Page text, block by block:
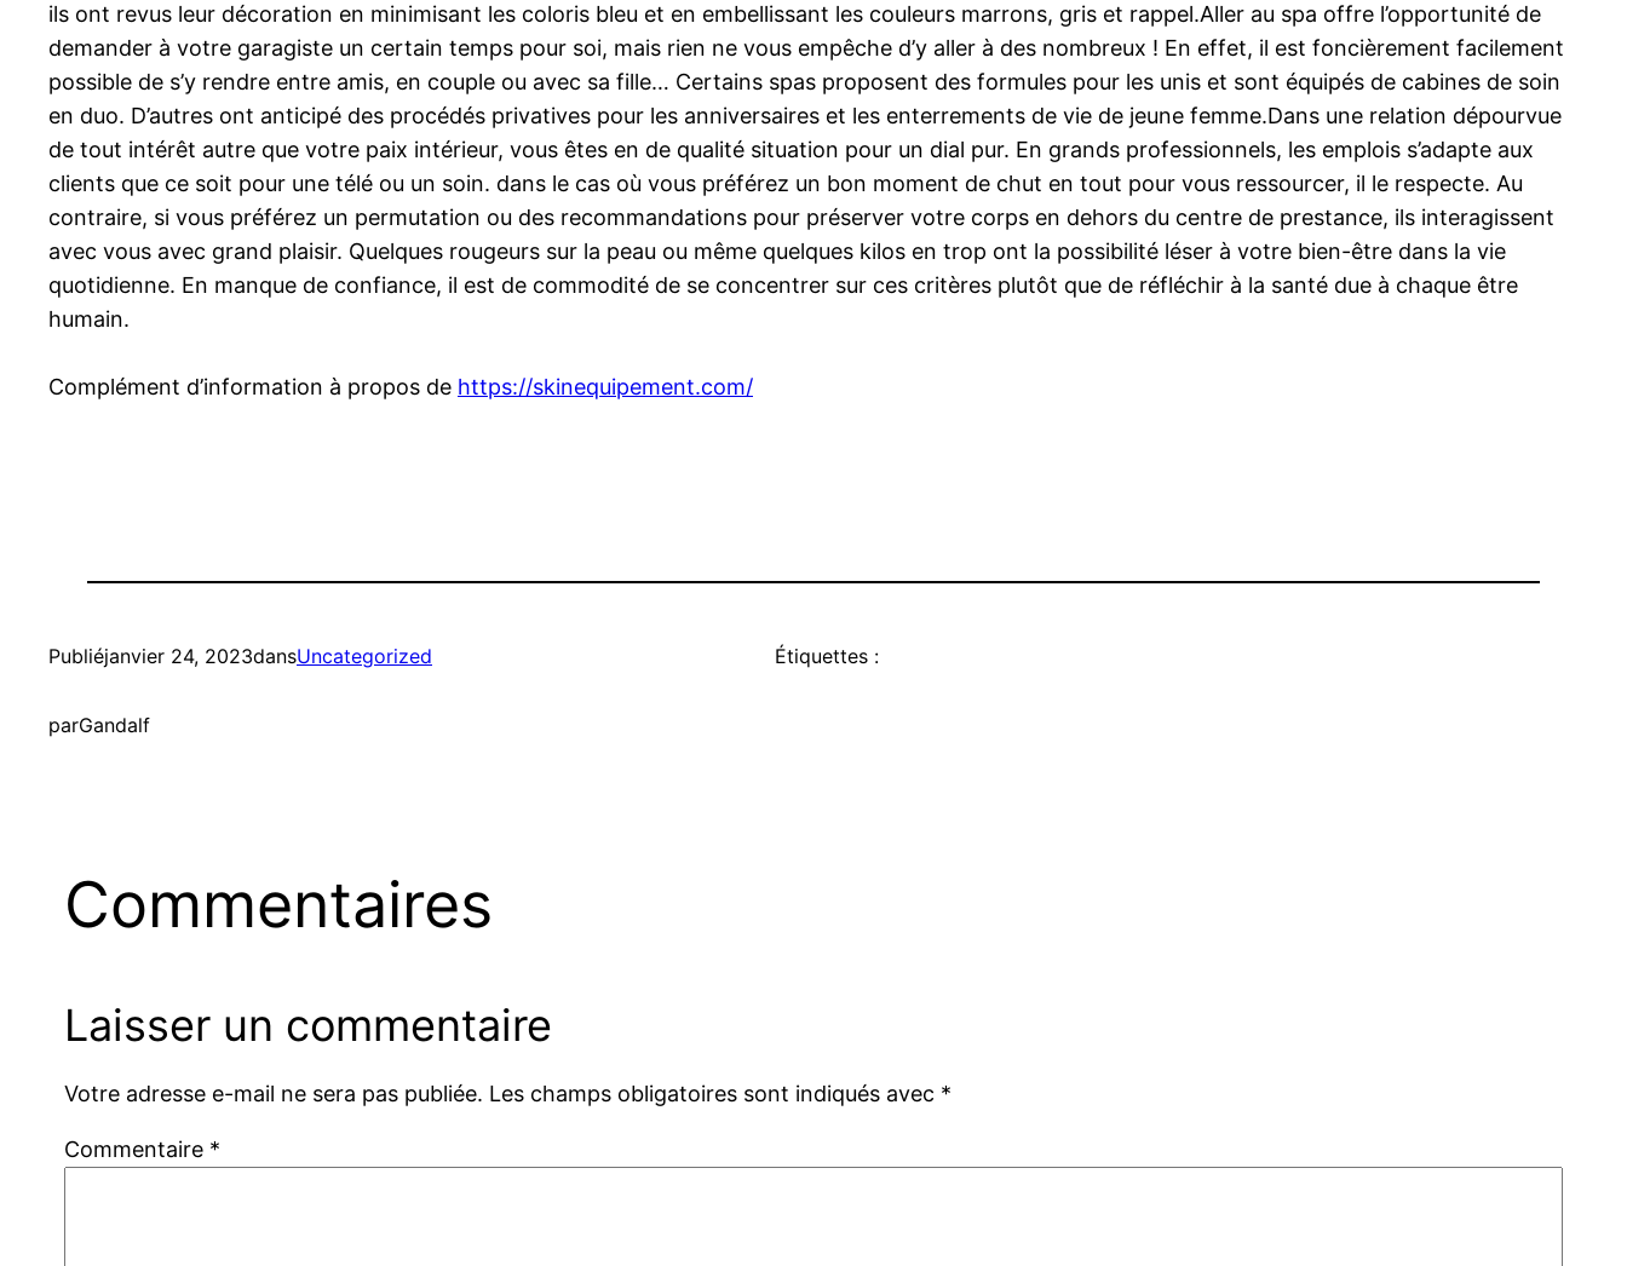
ils ont revus leur décoration en minimisant les coloris bleu et en embellissant les couleurs marrons, gris et rappel.Aller au spa offre l’opportunité de
demander à votre garagiste un certain temps pour soi, mais rien ne vous empêche d’y aller à des nombreux ! En effet, il est foncièrement facilement
possible de s’y rendre entre amis, en couple ou avec sa fille… Certains spas proposent des formules pour les unis et sont équipés de cabines de soin
en duo. D’autres ont anticipé des procédés privatives pour les anniversaires et les enterrements de vie de jeune femme.Dans une relation dépourvue
de tout intérêt autre que votre paix intérieur, vous êtes en de qualité situation pour un dial pur. En grands professionnels, les emplois s’adapte aux
clients que ce soit pour une télé ou un soin. dans le cas où vous préférez un bon moment de chut en tout pour vous ressourcer, il le respecte. Au
contraire, si vous préférez un permutation ou des recommandations pour préserver votre corps en dehors du centre de prestance, ils interagissent
avec vous avec grand plaisir. Quelques rougeurs sur la peau ou même quelques kilos en trop ont la possibilité léser à votre bien-être dans la vie
quotidienne. En manque de confiance, il est de commodité de se concentrer sur ces critères plutôt que de réfléchir à la santé due à chaque être
humain.
Complément d’information à propos de https://skinequipement.com/
Publiéjanvier 24, 2023dansUncategorized
parGandalf
Étiquettes :
Commentaires
Laisser un commentaire
Votre adresse e-mail ne sera pas publiée. Les champs obligatoires sont indiqués avec *
Commentaire *